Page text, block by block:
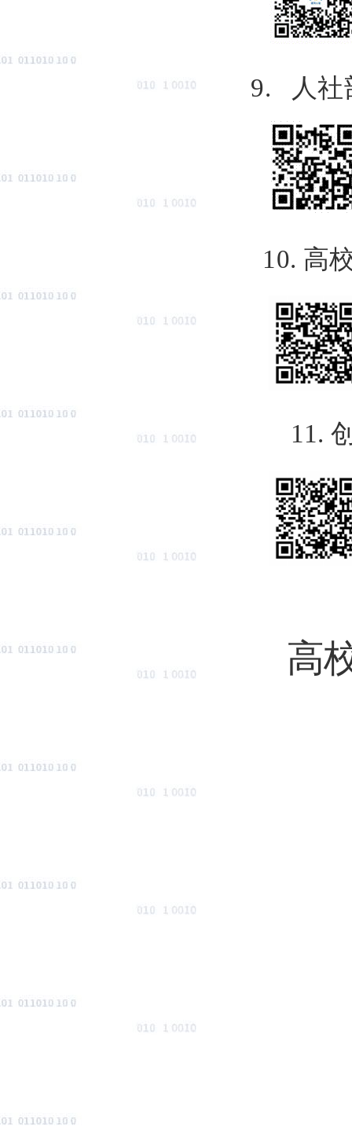
9. 人
10. 高
11.
高